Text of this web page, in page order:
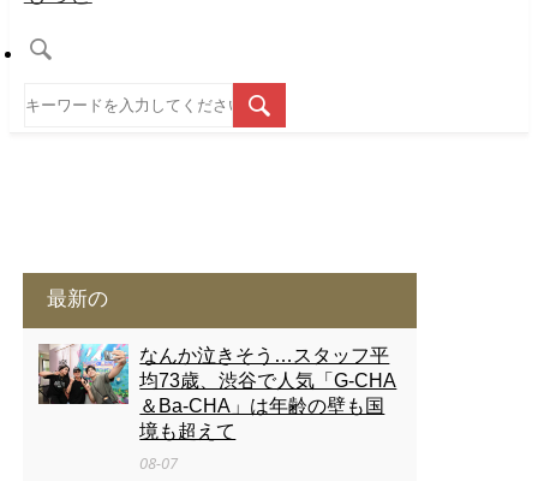
最新の
なんか泣きそう…スタッフ平
均73歳、渋谷で人気「G-CHA
＆Ba-CHA」は年齢の壁も国
境も超えて
08-07